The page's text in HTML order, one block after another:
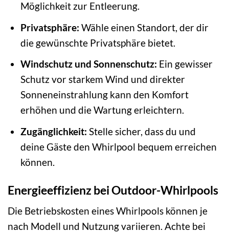
Möglichkeit zur Entleerung.
Privatsphäre: Wähle einen Standort, der dir
die gewünschte Privatsphäre bietet.
Windschutz und Sonnenschutz: Ein gewisser
Schutz vor starkem Wind und direkter
Sonneneinstrahlung kann den Komfort
erhöhen und die Wartung erleichtern.
Zugänglichkeit: Stelle sicher, dass du und
deine Gäste den Whirlpool bequem erreichen
können.
Energieeffizienz bei Outdoor-Whirlpools
Die Betriebskosten eines Whirlpools können je
nach Modell und Nutzung variieren. Achte bei